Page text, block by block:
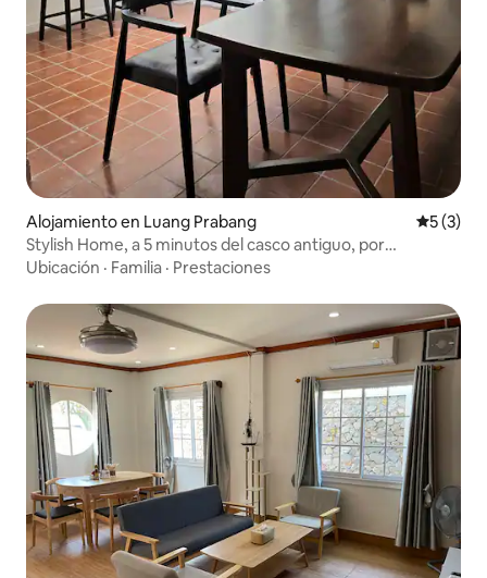
Alojamiento en Luang Prabang
5 (3)
Stylish Home, a 5 minutos del casco antiguo, por
Kemhorm
Ubicación · Familia · Prestaciones